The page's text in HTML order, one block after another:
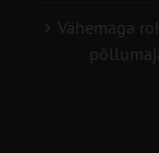
Vähemaga